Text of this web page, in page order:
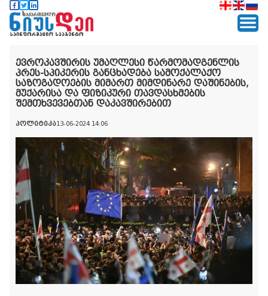
ევროკავშირის უმაღლესი წარმომადგენლის
პრეს-სპიკერის განცხადება სამოქალაქო
საზოგადოების მიმართ მიმდინარე დაშინების,
მუქარისა და ფიზიკური თავდასხმების
შემთხვევებთან დაკავშირებით
პოლიტიკა13-06-2024 14:06